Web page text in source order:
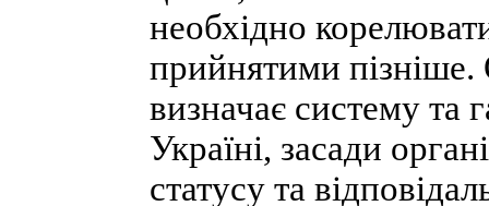
необхідно
прийнятими
визначає систему та
Україні, засади
статусу та